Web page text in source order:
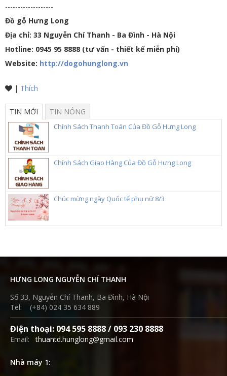
-------------------
Đồ gỗ Hưng Long
Địa chỉ: 33 Nguyễn Chí Thanh - Ba Đình - Hà Nội
Hotline: 0945 95 8888 (tư vấn - thiết kế miễn phí)
Website: http://dogohunglong.vn
| Thích
TIN MỚI TIN NÓNG
Chính Sách Thanh Toán Của Đồ Gỗ Hưng Long
Chính Sách Giao Hàng Của Đồ Gỗ Hưng Long
Chúc mừng ngày Quốc tế phụ nữ 8/3
HƯNG LONG NGUYỄN CHÍ THANH
Số 33, Nguyễn Chí Thanh, Ba Đình, Hà Nội
Tel: (+84) 024 35 634 889
Điện thoại: 094 595 8888 / 093 230 8888
Email:thuantd.hunglong@gmail.com
Nhà máy 1: